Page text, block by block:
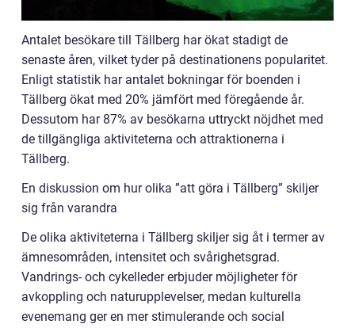
Antalet besökare till Tällberg har ökat stadigt de
senaste åren, vilket tyder på destinationens popularitet.
Enligt statistik har antalet bokningar för boenden i
Tällberg ökat med 20% jämfört med föregående år.
Dessutom har 87% av besökarna uttryckt nöjdhet med
de tillgängliga aktiviteterna och attraktionerna i
Tällberg.
En diskussion om hur olika ”att göra i Tällberg” skiljer
sig från varandra
De olika aktiviteterna i Tällberg skiljer sig åt i termer av
ämnesområden, intensitet och svårighetsgrad.
Vandrings- och cykelleder erbjuder möjligheter för
avkoppling och naturupplevelser, medan kulturella
evenemang ger en mer stimulerande och social